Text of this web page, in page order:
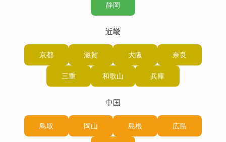
静岡
近畿
京都 滋賀 大阪 奈良
三重 和歌山 兵庫
中国
鳥取 岡山 島根 広島